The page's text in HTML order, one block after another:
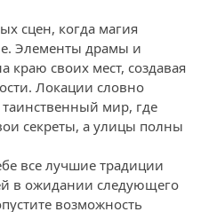
сцен, когда магия
Элементы драмы и
краю своих мест, создавая
Локации словно
мир, где
секреты, а улицы полны
все лучшие традиции
в ожидании следующего
возможность